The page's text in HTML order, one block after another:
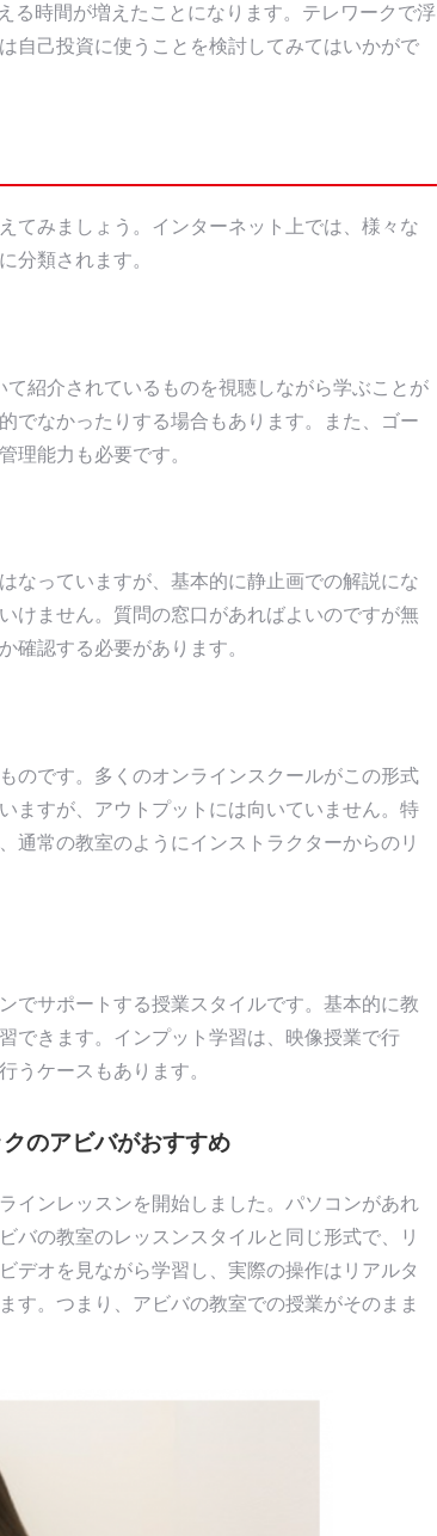
る時間が増えたことになります。テレワークで浮
自己投資に使うことを検討してみてはいかがで
てみましょう。インターネット上では、様々な
分類されます。
紹介されているものを視聴しながら学ぶことが
でなかったりする場合もあります。また、ゴー
理能力も必要です。
なっていますが、基本的に静止画での解説にな
けません。質問の窓口があればよいのですが無
確認する必要があります。
のです。多くのオンラインスクールがこの形式
ますが、アウトプットには向いていません。特
通常の教室のようにインストラクターからのリ
でサポートする授業スタイルです。基本的に教
できます。インプット学習は、映像授業で行
うケースもあります。
のアビバがおすすめ
インレッスンを開始しました。パソコンがあれ
バの教室のレッスンスタイルと同じ形式で、リ
デオを見ながら学習し、実際の操作はリアルタ
す。つまり、アビバの教室での授業がそのまま